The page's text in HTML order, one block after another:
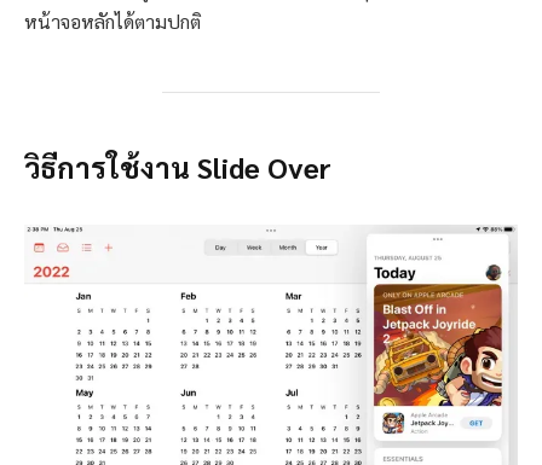
หน้าจอหลักได้ตามปกติ
วิธีการใช้งาน Slide Over